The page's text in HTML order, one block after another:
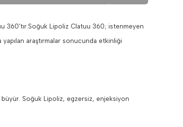
360’tır.Soğuk Lipoliz Clatuu 360; istenmeyen
araştırmalar sonucunda etkinliği
büyür. Soğuk Lipoliz, egzersiz, enjeksiyon